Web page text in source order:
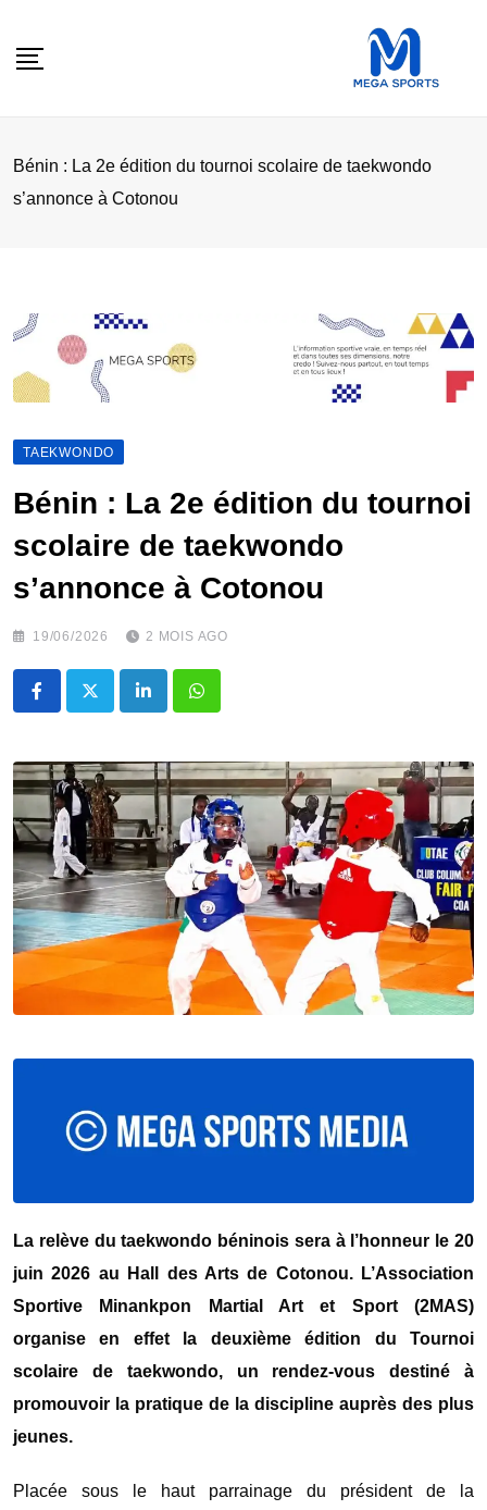
Bénin : La 2e édition du tournoi scolaire de taekwondo
s’annonce à Cotonou
TAEKWONDO
Bénin : La 2e édition du tournoi
scolaire de taekwondo
s’annonce à Cotonou
19/06/2026 2 MOIS AGO
LinkedInWhatsapp
La relève du taekwondo béninois sera à l’honneur le 20
juin 2026 au Hall des Arts de Cotonou. L’Association
Sportive Minankpon Martial Art et Sport (2MAS)
organise en effet la deuxième édition du Tournoi
scolaire de taekwondo, un rendez-vous destiné à
promouvoir la pratique de la discipline auprès des plus
jeunes.
Placée sous le haut parrainage du président de la